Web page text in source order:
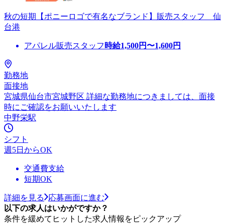
秋の短期【ポニーロゴで有名なブランド】販売スタッフ 仙
台港
アパレル販売スタッフ 時給1,500円〜1,600円
勤務地
面接地
宮城県仙台市宮城野区 詳細な勤務地につきましては、面接
時にご確認をお願いいたします
中野栄駅
シフト
週5日からOK
交通費支給
短期OK
詳細を見る
応募画面に進む
以下の求人はいかがですか？
条件を緩めてヒットした求人情報をピックアップ